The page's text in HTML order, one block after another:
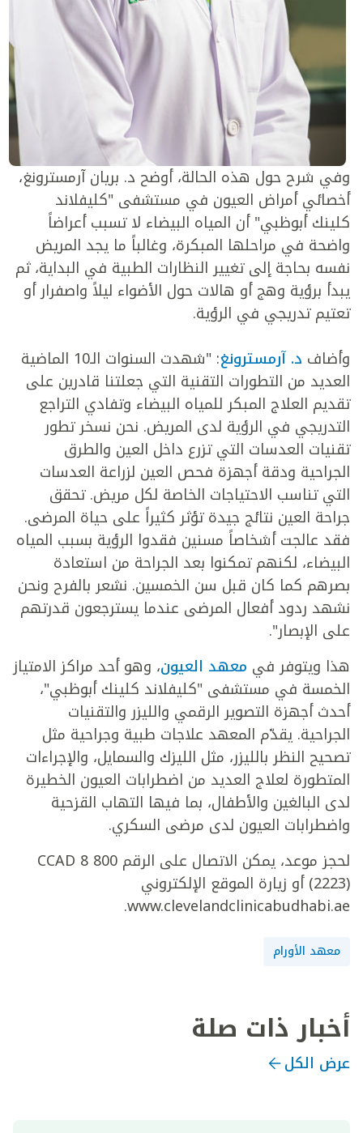
وفي شرح حول هذه الحالة، أوضح د. بريان آرمسترونغ،
أخصائي أمراض العيون في مستشفى "كليفلاند
كلينك أبوظبي" أن المياه البيضاء لا تسبب أعراضاً
واضحة في مراحلها المبكرة، وغالباً ما يجد المريض
نفسه بحاجة إلى تغيير النظارات الطبية في البداية، ثم
يبدأ برؤية وهج أو هالات حول الأضواء ليلاً واصفرار أو
تعتيم تدريجي في الرؤية.
وأضاف د. آرمسترونغ
: "شهدت السنوات الـ10 الماضية
العديد من التطورات التقنية التي جعلتنا قادرين على
تقديم العلاج المبكر للمياه البيضاء وتفادي التراجع
التدريجي في الرؤية لدى المريض. نحن نسخر تطور
تقنيات العدسات التي تزرع داخل العين والطرق
الجراحية ودقة أجهزة فحص العين لزراعة العدسات
التي تناسب الاحتياجات الخاصة لكل مريض. تحقق
جراحة العين نتائج جيدة تؤثر كثيراً على حياة المرضى.
فقد عالجت أشخاصاً مسنين فقدوا الرؤية بسبب المياه
البيضاء، لكنهم تمكنوا بعد الجراحة من استعادة
بصرهم كما كان قبل سن الخمسين. نشعر بالفرح ونحن
نشهد ردود أفعال المرضى عندما يسترجعون قدرتهم
على الإبصار".
هذا ويتوفر في معهد العيون، وهو أحد مراكز الامتياز
الخمسة في مستشفى "كليفلاند كلينك أبوظبي"،
أحدث أجهزة التصوير الرقمي والليزر والتقنيات
الجراحية. يقدّم المعهد علاجات طبية وجراحية مثل
تصحيح النظر بالليزر، مثل الليزك والسمايل، والإجراءات
المتطورة لعلاج العديد من اضطرابات العيون الخطيرة
لدى البالغين والأطفال، بما فيها التهاب القزحية
واضطرابات العيون لدى مرضى السكري.
لحجز موعد، يمكن الاتصال على الرقم 800 8 CCAD
(2223) أو زيارة الموقع الإلكتروني
www.clevelandclinicabudhabi.ae.
معهد الأورام
أخبار ذات صلة
عرض الكل